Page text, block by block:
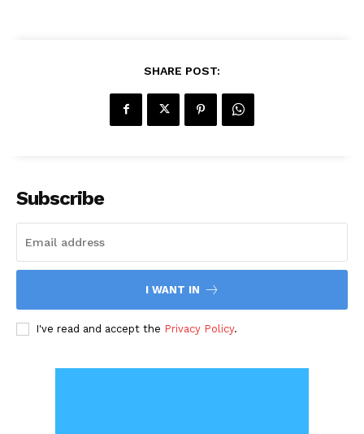
SHARE POST:
Subscribe
I WANT IN
I've read and accept the Privacy Policy.